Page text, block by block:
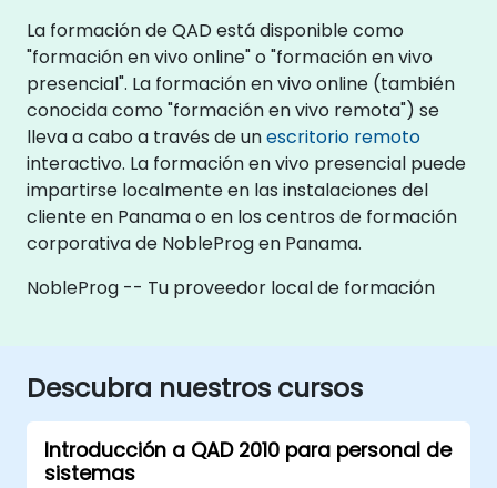
La formación de QAD está disponible como
"formación en vivo online" o "formación en vivo
presencial". La formación en vivo online (también
conocida como "formación en vivo remota") se
lleva a cabo a través de unescritorio remoto
interactivo. La formación en vivo presencial puede
impartirse localmente en las instalaciones del
cliente en Panama o en los centros de formación
corporativa de NobleProg en Panama.
NobleProg -- Tu proveedor local de formación
Descubra nuestros cursos
Introducción a QAD 2010 para personal de
sistemas